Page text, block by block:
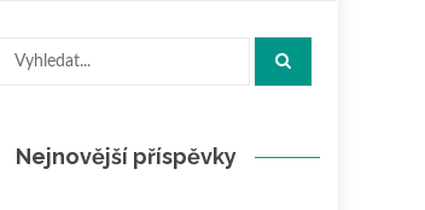
Hledat:
Nejnovější příspěvky